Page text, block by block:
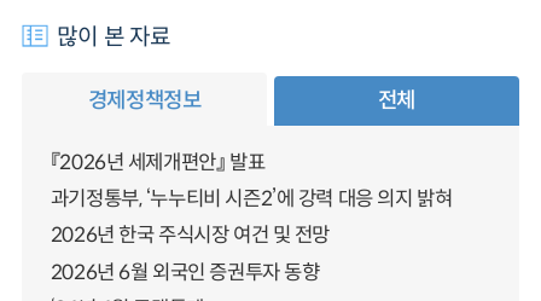
많이 본 자료
경제정책정보 전체
『2026년 세제개편안』 발표
과기정통부, ‘누누티비 시즌2’에 강력 대응 의지 밝혀
2026년 한국 주식시장 여건 및 전망
2026년 6월 외국인 증권투자 동향